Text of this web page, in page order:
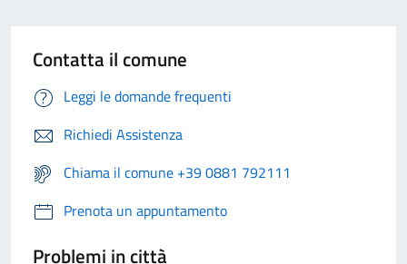
Contatta il comune
Leggi le domande frequenti
Richiedi Assistenza
Chiama il comune +39 0881 792111
Prenota un appuntamento
Problemi in città